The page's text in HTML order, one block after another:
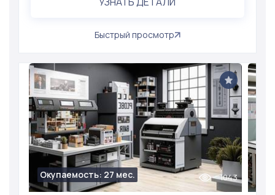
Быстрый просмотр
Окупаемость: 27 мес. 1043